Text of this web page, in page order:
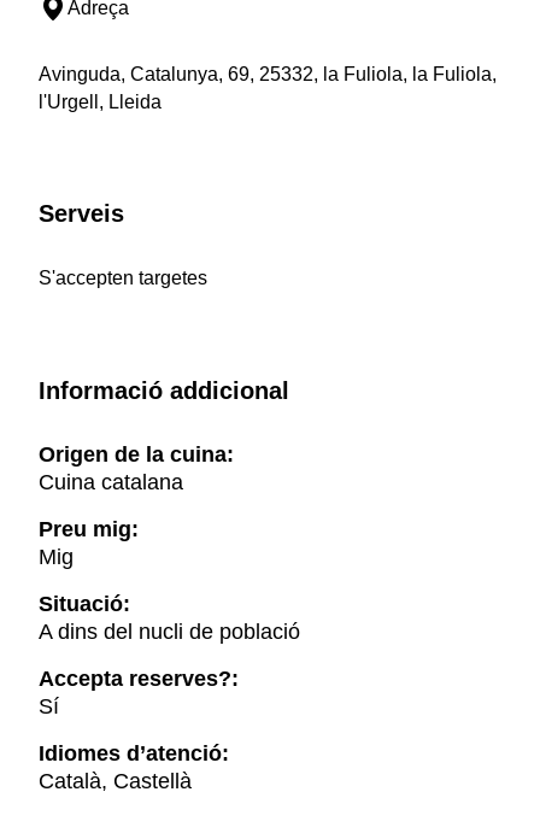
Adreça
Avinguda, Catalunya, 69, 25332, la Fuliola, la Fuliola,
l'Urgell, Lleida
Serveis
S'accepten targetes
Informació addicional
Origen de la cuina:
Cuina catalana
Preu mig:
Mig
Situació:
A dins del nucli de població
Accepta reserves?:
Sí
Idiomes d’atenció:
Català, Castellà